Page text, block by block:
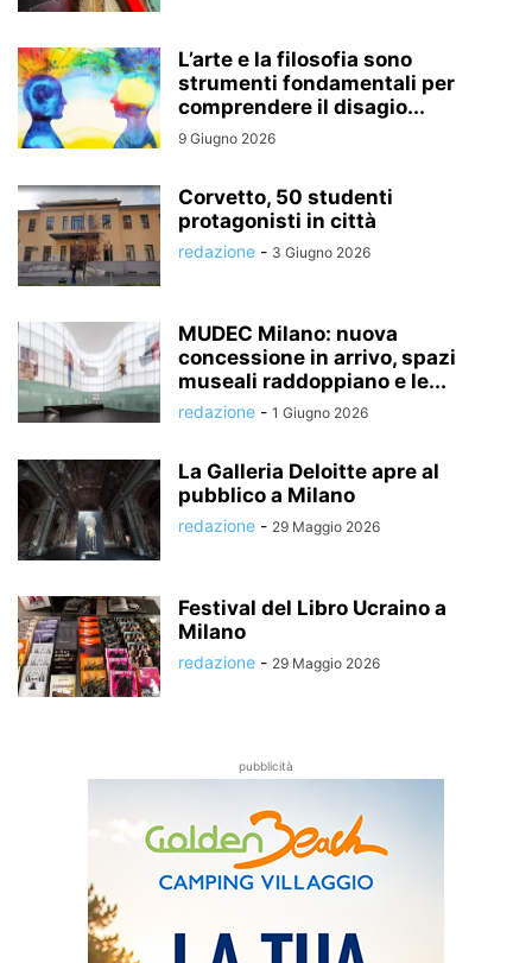
L’arte e la filosofia sono
strumenti fondamentali per
comprendere il disagio...
9 Giugno 2026
Corvetto, 50 studenti
protagonisti in città
redazione - 3 Giugno 2026
MUDEC Milano: nuova
concessione in arrivo, spazi
museali raddoppiano e le...
redazione - 1 Giugno 2026
La Galleria Deloitte apre al
pubblico a Milano
redazione - 29 Maggio 2026
Festival del Libro Ucraino a
Milano
redazione - 29 Maggio 2026
pubblicità